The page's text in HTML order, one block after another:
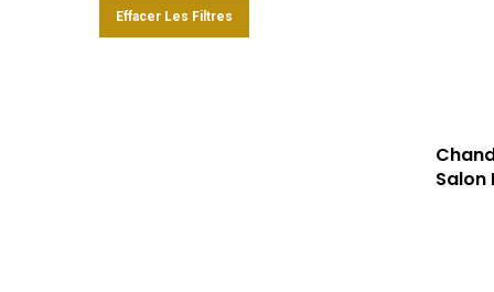
Effacer Les Filtres
Salon